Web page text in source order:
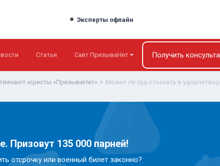
Эксперты офлайн
Статьи Сайт ПризываНет Получить
юристы «ПризываНет»
Призовут 135 000 парней!
отсрочку или военный билет законно?